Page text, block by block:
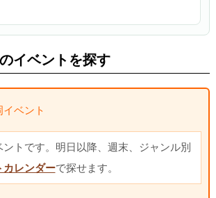
イベントを探す
イベント
トです。明日以降、週末、ジャンル別
カレンダーで探せます。